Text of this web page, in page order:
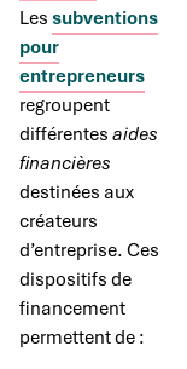
Les subventions
pour
entrepreneurs
regroupent
différentes aides
financières
destinées aux
créateurs
d’entreprise. Ces
dispositifs de
financement
permettent de :